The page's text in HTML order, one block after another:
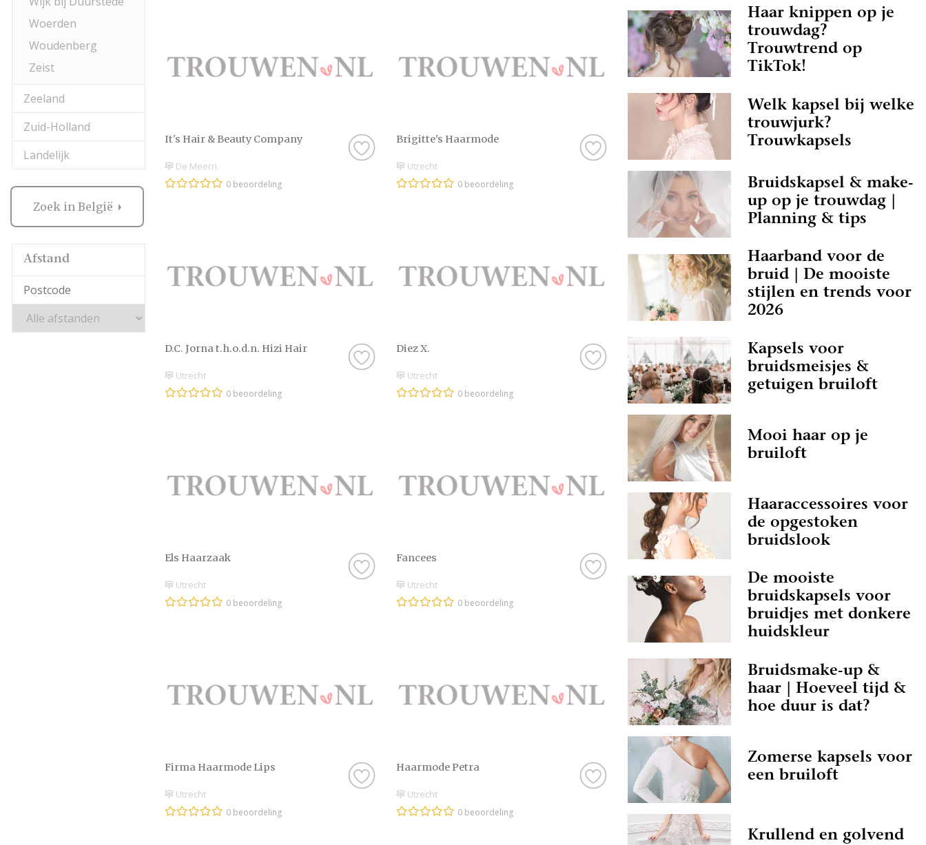
Woerden
Woudenberg
Zeist
Zeeland
Zuid-Holland
Landelijk
Zoek in België
Afstand
It's Hair & Beauty Company
De Meern
0 beoordeling
Brigitte's Haarmode
Utrecht
0 beoordeling
D.C. Jorna t.h.o.d.n. Hizi Hair
Utrecht
0 beoordeling
Diez X.
Utrecht
0 beoordeling
Els Haarzaak
Utrecht
0 beoordeling
Fancees
Utrecht
0 beoordeling
Firma Haarmode Lips
Utrecht
0 beoordeling
Haarmode Petra
Utrecht
0 beoordeling
Haar knippen op je
trouwdag?
Trouwtrend op
TikTok!
Welk kapsel bij welke
trouwjurk?
Trouwkapsels
Bruidskapsel & make-
up op je trouwdag |
Planning & tips
Haarband voor de
bruid | De mooiste
stijlen en trends voor
2026
Kapsels voor
bruidsmeisjes &
getuigen bruiloft
Mooi haar op je
bruiloft
Haaraccessoires voor
de opgestoken
bruidslook
De mooiste
bruidskapsels voor
bruidjes met donkere
huidskleur
Bruidsmake-up &
haar | Hoeveel tijd &
hoe duur is dat?
Zomerse kapsels voor
een bruiloft
Krullend en golvend